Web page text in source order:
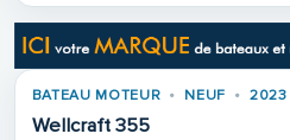
BATEAU MOTEUR NEUF 2023
Wellcraft 355